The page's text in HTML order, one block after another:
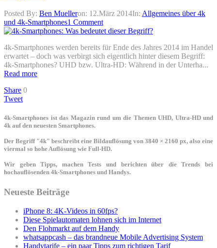
Posted By: Ben Muelleron: 12.März 2014In: Allgemeines über 4k
und 4k-Smartphones1 Comment
4k-Smartphones werden bereits für Ende des Jahres 2014 im Handel
erwartet – doch was verbirgt sich eigentlich hinter diesem Begriff:
4k-Smartphones? UHD bzw. Ultra-HD: Während in der Unterha...
Read more
Share 0
Tweet
4k-Smartphones ist das Magazin rund um die Themen UHD, Ultra-HD und
4k auf den neuesten Smartphones.
Der Begriff "4k" beschreibt eine Bildauflösung von 3840 × 2160 px, also eine
viermal so hohe Auflösung wie Full-HD.
Wir geben Tipps, machen Tests und berichten über die Trends bei
hochauflösenden 4k-Smartphones und Handys.
Neueste Beiträge
iPhone 8: 4K-Videos in 60fps?
Diese Spielautomaten lohnen sich im Internet
Den Flohmarkt auf dem Handy
whatsappcash – das brandneue Mobile Advertising System
Handytarife – ein paar Tipps zum richtigen Tarif